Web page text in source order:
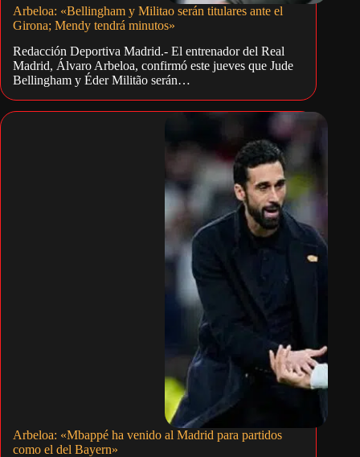
Arbeloa: «Bellingham y Militao serán titulares ante el
Girona; Mendy tendrá minutos»
Redacción Deportiva Madrid.- El entrenador del Real
Madrid, Álvaro Arbeloa, confirmó este jueves que Jude
Bellingham y Éder Militão serán…
Arbeloa: «Mbappé ha venido al Madrid para partidos
como el del Bayern»